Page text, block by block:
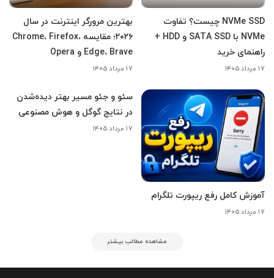
NVMe SSD چیست؟ تفاوت
NVMe با SATA SSD و HDD +
راهنمای خرید
۱۷ مرداد ۱۴۰۵
بهترین مرورگر اینترنت در سال
۲۰۲۶؛ مقایسه Chrome، Firefox،
Edge، Brave و Opera
۱۷ مرداد ۱۴۰۵
آموزش کامل رفع ریپورت تلگرام
۱۷ مرداد ۱۴۰۵
سئو و جئو مسیر بهتر دیده‌شدن
در نتایج گوگل و هوش مصنوعی
۱۷ مرداد ۱۴۰۵
مشاهده مطالب بیشتر